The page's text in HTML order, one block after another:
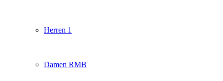
Herren 1
Damen RMB